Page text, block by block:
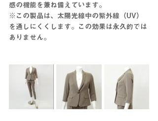
感の機能を兼ね備えています。
※この製品は、太陽光線中の紫外線（UV）
を通しにくくします。この効果は永久的では
ありません。